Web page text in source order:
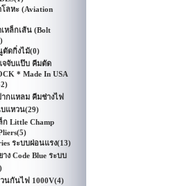
ลหะ (Aviation
หล็กเส้น (Bolt
ตัดกิ่งไม้(0)
จจับแป๊บ คีมตัด
* Made In USA
กแหลม คีมช่างไฟ
บแหวน(29)
ก Little Champ
(5)
ระบบผ่อนแรง(13)
ง Code Blue ระบบ
นกันไฟ 1000V(4)